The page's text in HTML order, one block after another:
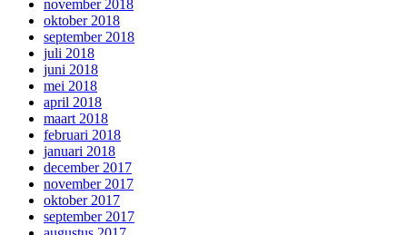
november 2018
oktober 2018
september 2018
juli 2018
juni 2018
mei 2018
april 2018
maart 2018
februari 2018
januari 2018
december 2017
november 2017
oktober 2017
september 2017